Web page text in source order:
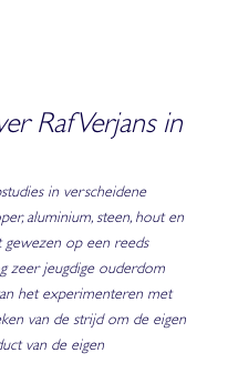
Raf Verjans in
in verscheidene
aluminium, steen, hout en
op een reeds
zeer jeugdige ouderdom
het experimenteren met
van de strijd om de eigen
van de eigen